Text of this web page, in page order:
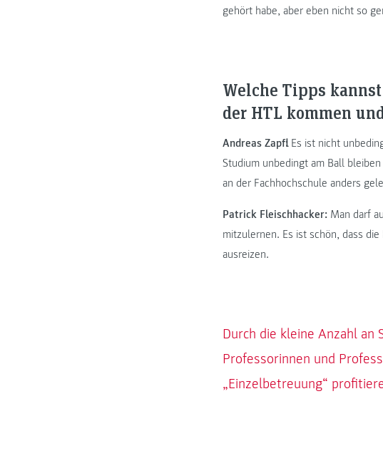
gehört habe, aber eben nicht so
Welche Tipps
der HTL kommen
Andreas Zapfl:Es ist nicht
Studium unbedingt am Ball
an der Fachhochschule anders
Patrick Fleischhacker: Man darf
mitzulernen. Es ist schön, dass
ausreizen.
Durch die kleine Anzahl an
Professorinnen und
„Einzelbetreuung“